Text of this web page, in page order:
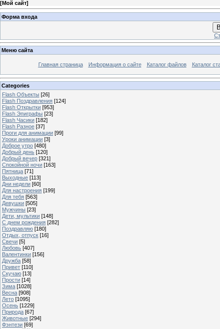
[Мой сайт]
Форма входа
Меню сайта
Главная страница Информация о сайте Каталог файлов Каталог
Categories
Flash Объекты [26]
Flash Поздравления [124]
Flash Открытки [953]
Flash Эпиграфы [23]
Flash Часики [182]
Flash Разное [37]
Проги для анимации [99]
Уроки анимации [3]
Доброе утро [480]
Добрый день [120]
Добрый вечер [321]
Спокойной ночи [163]
Пятница [71]
Выходные [113]
Дни недели [60]
Для настроения [199]
Для тебя [563]
Девушки [505]
Мужчины [23]
Дети, мультики [148]
С днем рождения [282]
Поздравляю [180]
Отдых, отпуск [16]
Свечи [5]
Любовь [407]
Валентинки [156]
Дружба [58]
Привет [110]
Скучаю [13]
Прости [14]
Зима [1028]
Весна [908]
Лето [1095]
Осень [1229]
Природа [67]
Животные [294]
Фэнтези [69]